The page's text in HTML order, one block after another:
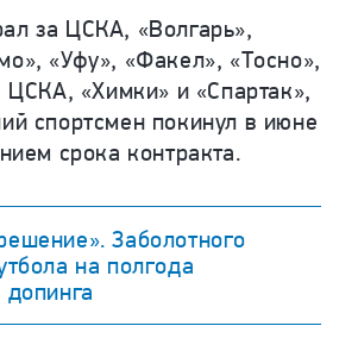
за ЦСКА, «Волгарь»,
«Уфу», «Факел», «Тосно»,
ЦСКА, «Химки» и «Спартак»,
спортсмен покинул в июне
срока контракта.
Заболотного
на полгода